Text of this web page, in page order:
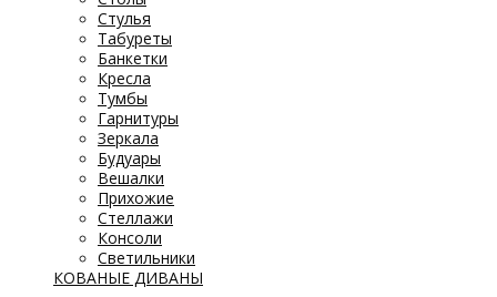
Стулья
Табуреты
Банкетки
Кресла
Тумбы
Гарнитуры
Зеркала
Будуары
Вешалки
Прихожие
Стеллажи
Консоли
Светильники
КОВАНЫЕ ДИВАНЫ